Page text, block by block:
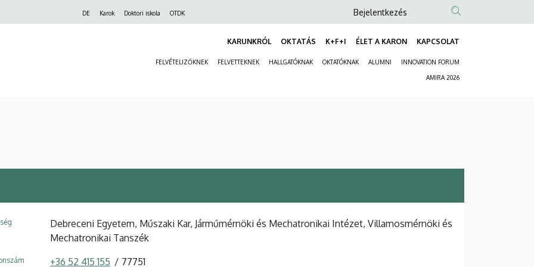
DE Karok Doktori iskola OTDK
Anonim
fiók
menüje
Bejelentkezés
KARUNKRÓL OKTATÁS K+F+I ÉLET A KARON KAPCSOLAT
FELVÉTELIZŐKNEK FELVETTEKNEK HALLGATÓKNAK OKTATÓKNAK ALUMNI INNOVATION FORUM
AMIRA 2026
Debreceni Egyetem, Műszaki Kar, Járműmérnöki és Mechatronikai Intézet, Villamosmérnöki és
Mechatronikai Tanszék
+36 52 415 155 77751